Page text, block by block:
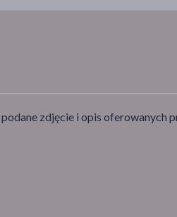
zdjęcie i opis oferowanych